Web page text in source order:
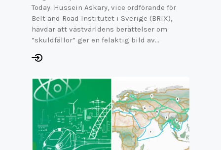
Today. Hussein Askary, vice ordförande för
Belt and Road Institutet i Sverige (BRIX),
hävdar att västvärldens berättelser om
”skuldfällor” ger en felaktig bild av…